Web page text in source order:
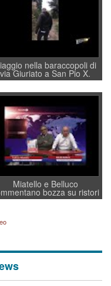
nella baraccopoli di
via Giuriato a San Pio X.
ai Vicentini: “faremo
un regalo di Natale ai
residenti”
Miatello e Belluco
bozza su ristori
BPVi e Veneto Banca